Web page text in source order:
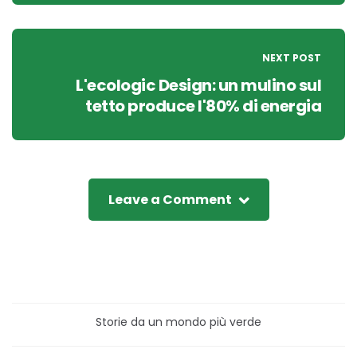
NEXT POST
L'ecologic Design: un mulino sul
tetto produce l'80% di energia
Leave a Comment
Storie da un mondo più verde